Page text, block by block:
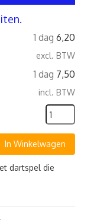
1 dag 6,20
excl. BTW
1 dag 7,50
incl. BTW
In Winkelwagen
dartspel die